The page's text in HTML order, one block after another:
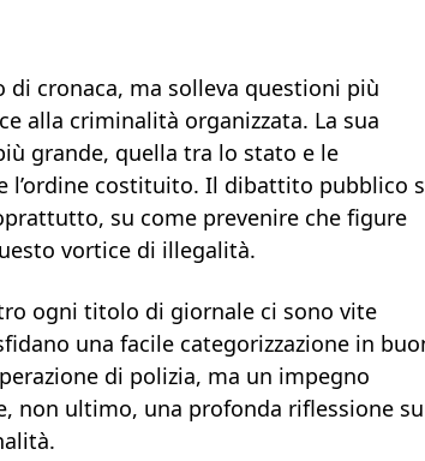
di cronaca, ma solleva questioni più
alla criminalità organizzata. La sua
grande, quella tra lo stato e le
l’ordine costituito. Il dibattito pubblico
su come prevenire che figure
vortice di illegalità.
ogni titolo di giornale ci sono vite
una facile categorizzazione in
di polizia, ma un impegno
non ultimo, una profonda riflessione